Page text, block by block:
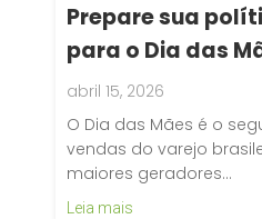
Prepare sua
para o Dia das
abril 15, 2026
O Dia das Mães é o
vendas do varejo
maiores geradores…
Leia mais